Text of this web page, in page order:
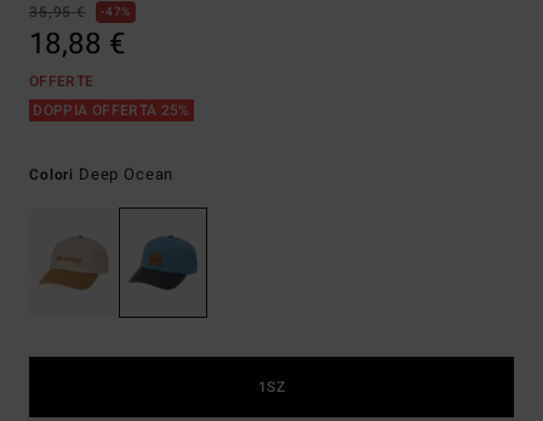
35,95 €
47%
18,88 €
OFFERTE
DOPPIA OFFERTA 25%
Colori Deep Ocean
1SZ